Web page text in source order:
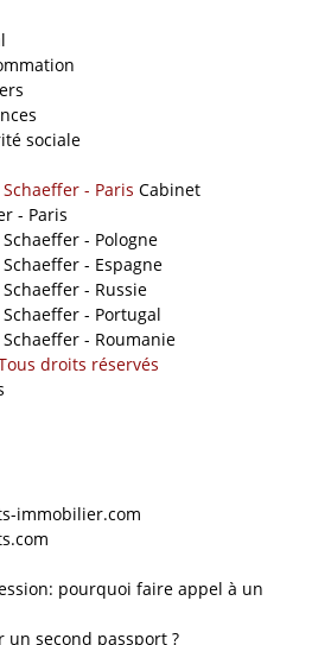
sociale
- Paris Cabinet
- Paris
- Pologne
- Espagne
- Russie
- Portugal
- Roumanie
droits réservés
immobilier.com
pourquoi faire appel à un
un second passport ?